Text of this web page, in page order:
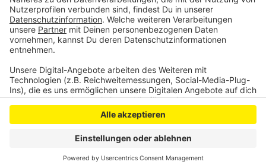
Anzeige
Anzeige